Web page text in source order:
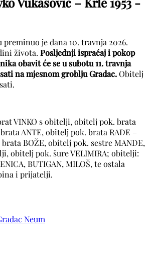
preminuo je dana 10. travnja 2026.
života. Posljednji ispraćaj i pokop
obavit će se u subotu 11. travnja
na mjesnom groblju Gradac.Obitelj
VINKO s obitelji, obitelj pok. brata
ANTE, obitelj pok. brata RADE –
BOŽE, obitelj pok. sestre MANDE,
obitelj pok. šure VELIMIRA; obitelji:
BUTIGAN, MILOŠ, te ostala
i prijatelji.
Neum